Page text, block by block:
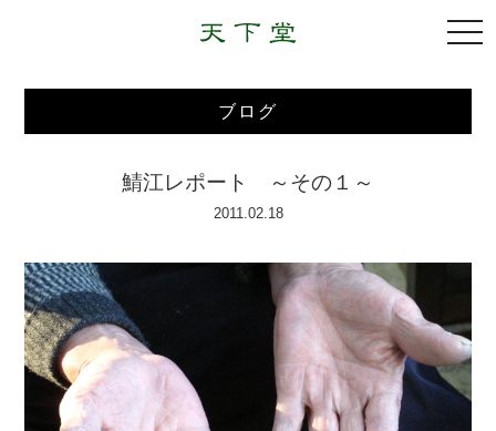
ブログ
鯖江レポート ～その１～
2011.02.18